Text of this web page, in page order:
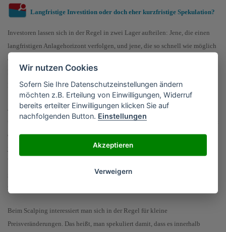
Langfristige Investition oder doch eher kurzfristige Spekulation?
Investoren lassen sich in der Regel in zwei Lager aufteilen: Jene, die einen
langfristigen Anlagehorizont verfolgen, und jene, die so schnell wie möglich
einen Gewinn verzeichnen möchten. Ganz egal, ob man sich für den
Kurzzeit- oder Langzeithandel interessiert - in beiden Fällen gibt es Vor- wie
Nachteile.
Je nachdem, welcher Anlagehorizont verfolgt wird, stehen sodann
unterschiedliche Strategien zur Verfügung. Beim klassischen Investieren geht
es darum, das für die Investition zur Verfügung stehende Geld in die
jeweilige Kryptowährung zu tauschen. Die digitalen Coins werden in der
Wallet aufbewahrt und nach entsprechender Kursentwicklung
gewinnbringend verkauft. Hier muss im Vorfeld jedoch klar definiert werden,
zu welchem Kurs man sich von seinen Coins trennen will.
Beim Scalping interessiert man sich in der Regel für kleine
Preisveränderungen. Das heißt, man spekuliert damit, dass es innerhalb
Wir nutzen Cookies
Sofern Sie Ihre Datenschutzeinstellungen ändern
möchten z.B. Erteilung von Einwilligungen, Widerruf
bereits erteilter Einwilligungen klicken Sie auf
nachfolgenden Button. Einstellungen
Akzeptieren
Verweigern